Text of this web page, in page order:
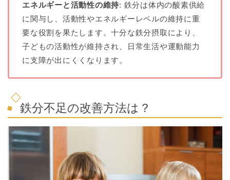
エネルギーと活動性の維持: 鉄分は体内の酸素供給
に関与し、活動性やエネルギーレベルの維持に重
要な役割を果たします。十分な鉄分摂取により、
子どもの活動性が維持され、日常生活や運動能力
に支障が出にくくなります。
鉄分不足の改善方法は？